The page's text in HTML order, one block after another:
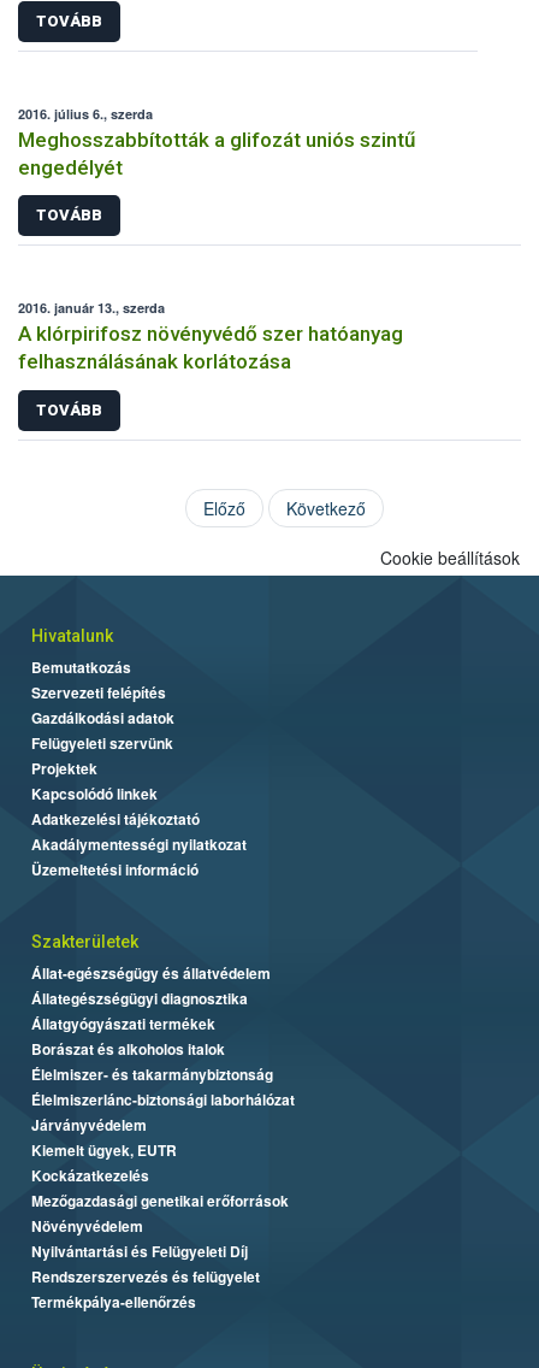
TOVÁBB
2016. július 6., szerda
Meghosszabbították a glifozát uniós szintű
engedélyét
TOVÁBB
2016. január 13., szerda
A klórpirifosz növényvédő szer hatóanyag
felhasználásának korlátozása
TOVÁBB
Előző Következő
Cookie beállítások
Hivatalunk
Bemutatkozás
Szervezeti felépítés
Gazdálkodási adatok
Felügyeleti szervünk
Projektek
Kapcsolódó linkek
Adatkezelési tájékoztató
Akadálymentességi nyilatkozat
Üzemeltetési információ
Szakterületek
Állat-egészségügy és állatvédelem
Állategészségügyi diagnosztika
Állatgyógyászati termékek
Borászat és alkoholos italok
Élelmiszer- és takarmánybiztonság
Élelmiszerlánc-biztonsági laborhálózat
Járványvédelem
Kiemelt ügyek, EUTR
Kockázatkezelés
Mezőgazdasági genetikai erőforrások
Növényvédelem
Nyilvántartási és Felügyeleti Díj
Rendszerszervezés és felügyelet
Termékpálya-ellenőrzés